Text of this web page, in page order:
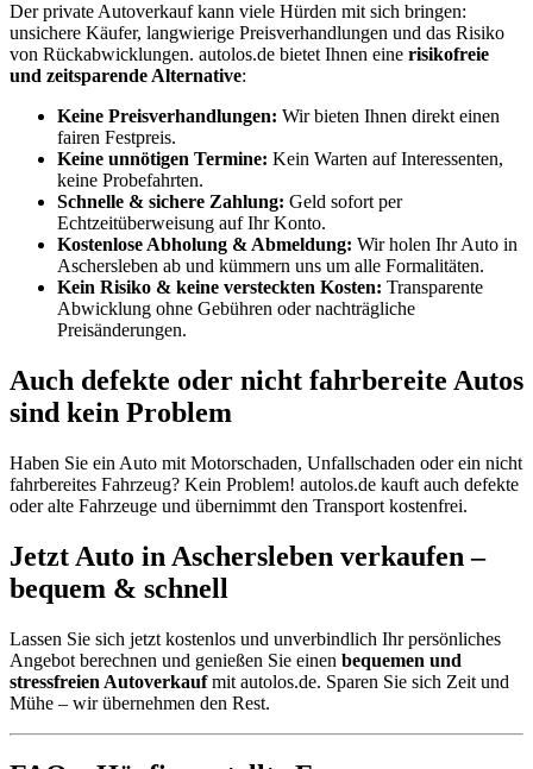
Der private Autoverkauf kann viele Hürden mit sich bringen:
unsichere Käufer, langwierige Preisverhandlungen und das Risiko
von Rückabwicklungen. autolos.de bietet Ihnen eine risikofreie
und zeitsparende Alternative:
Keine Preisverhandlungen: Wir bieten Ihnen direkt einen
fairen Festpreis.
Keine unnötigen Termine: Kein Warten auf Interessenten,
keine Probefahrten.
Schnelle & sichere Zahlung: Geld sofort per
Echtzeitüberweisung auf Ihr Konto.
Kostenlose Abholung & Abmeldung: Wir holen Ihr Auto in
Aschersleben ab und kümmern uns um alle Formalitäten.
Kein Risiko & keine versteckten Kosten: Transparente
Abwicklung ohne Gebühren oder nachträgliche
Preisänderungen.
Auch defekte oder nicht fahrbereite Autos
sind kein Problem
Haben Sie ein Auto mit Motorschaden, Unfallschaden oder ein nicht
fahrbereites Fahrzeug? Kein Problem! autolos.de kauft auch defekte
oder alte Fahrzeuge und übernimmt den Transport kostenfrei.
Jetzt Auto in Aschersleben verkaufen –
bequem & schnell
Lassen Sie sich jetzt kostenlos und unverbindlich Ihr persönliches
Angebot berechnen und genießen Sie einen bequemen und
stressfreien Autoverkaufmit autolos.de. Sparen Sie sich Zeit und
Mühe – wir übernehmen den Rest.